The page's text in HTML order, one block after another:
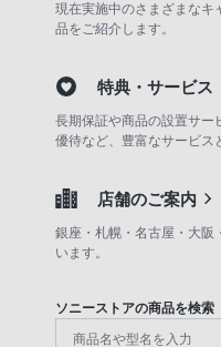
現在実施中のさまざまなキ
品をご紹介します。
特典・サービス
長期保証や商品の設置サー
優待など、豊富なサービス
店舗のご案内
銀座・札幌・名古屋・大阪
います。
ソニーストアの商品を検索